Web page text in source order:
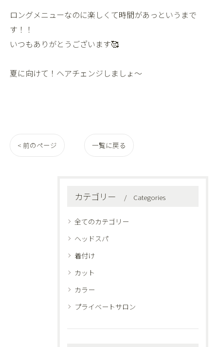
ロングメニューなのに楽しくて時間があっというまで
す！！
いつもありがとうございます🥰
夏に向けて！ヘアチェンジしましょ〜
< 前のページ 一覧に戻る
カテゴリー Categories
全てのカテゴリー
ヘッドスパ
着付け
カット
カラー
プライベートサロン